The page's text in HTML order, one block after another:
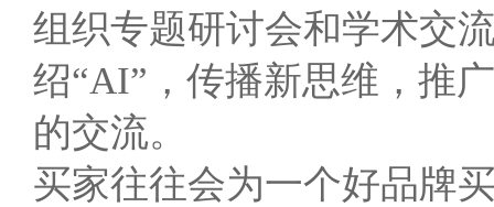
组织专题研讨会和学术交
绍“AI”，传播新思维，推
的交流。
买家往往会为一个好品牌